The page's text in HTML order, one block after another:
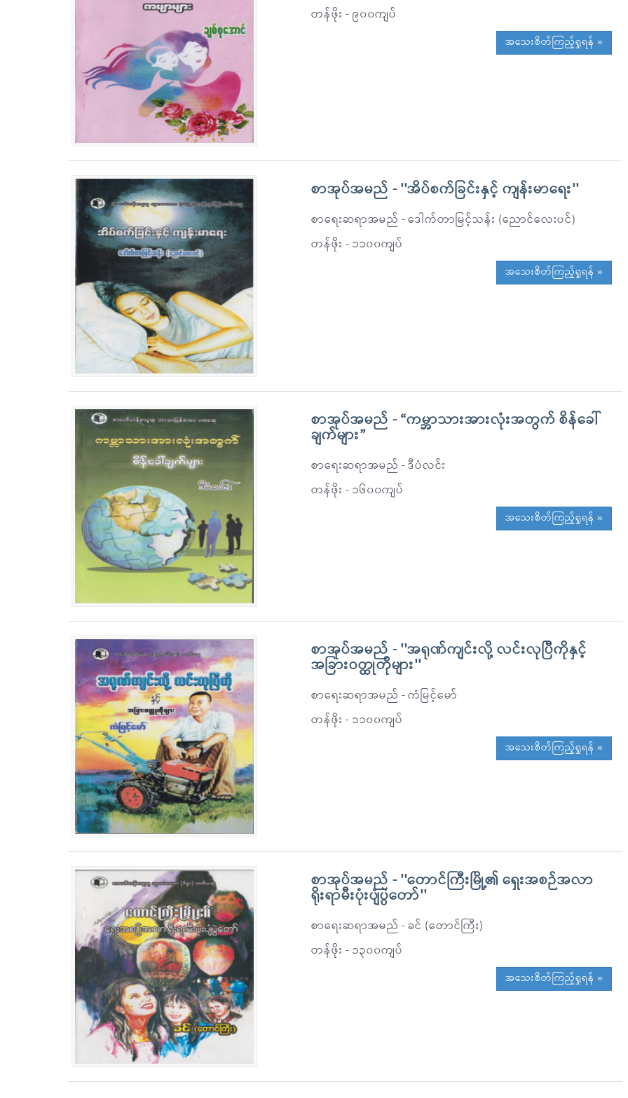
တန်ဖိုး - ၉၀၀ကျပ်
အသေးစိတ်ကြည့်ရှုရန် »
စာအုပ်အမည် - ''အိပ်စက်ခြင်းနှင့် ကျန်းမာရေး''
စာရေးဆရာအမည် - ဒေါက်တာမြင့်သန်း (ညောင်လေးပင်)
တန်ဖိုး - ၁၁၀၀ကျပ်
အသေးစိတ်ကြည့်ရှုရန် »
စာအုပ်အမည် - “ကမ္ဘာသားအားလုံးအတွက် စိန်ခေါ်
ချက်များ”
စာရေးဆရာအမည် - ဒီပံလင်း
တန်ဖိုး - ၁၆၀၀ကျပ်
အသေးစိတ်ကြည့်ရှုရန် »
စာအုပ်အမည် - ''အရုဏ်ကျင်းလို့ လင်းလုပြီကိုနှင့်
အခြားဝတ္ထုတိုများ''
စာရေးဆရာအမည် - ကံမြင့်မော်
တန်ဖိုး - ၁၁၀၀ကျပ်
အသေးစိတ်ကြည့်ရှုရန် »
စာအုပ်အမည် - ''တောင်ကြီးမြို့၏ ရှေးအစဉ်အလာ
ရိုးရာမီးပုံးပျံပွဲတော်''
စာရေးဆရာအမည် - ခင် (တောင်ကြီး)
တန်ဖိုး - ၁၃၀၀ကျပ်
အသေးစိတ်ကြည့်ရှုရန် »